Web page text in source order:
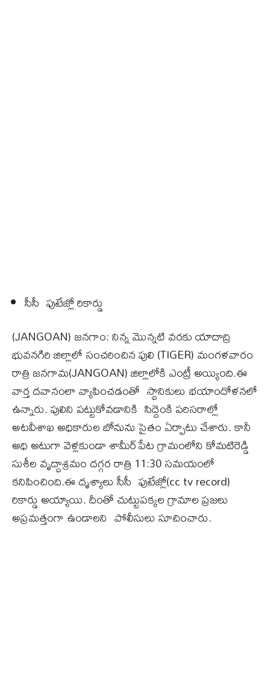
సీసీ ఫుటేజ్లో రికార్డు
(JANGOAN) జనగాం: నిన్న మొన్నటి వరకు యాదాద్రి
భువనగిరి జిల్లాలో సంచరించిన పులి (TIGER) మంగళవారం
రాత్రి జనగామ(JANGOAN) జిల్లాలోకి ఎంట్రీ అయ్యింది.ఈ
వార్త దవానంలా వ్యాపించడంతో స్థానికులు భయాందోళనలో
ఉన్నారు. పులిని పట్టుకోవడానికి సిద్దెంకి పరిసరాల్లో
అటవీశాఖ అధికారుల బోనును సైతం ఏర్పాటు చేశారు. కానీ
అధి అటుగా వెళ్లకుండా శామీర్‌పేట గ్రామంలోని కోమటిరెడ్డి
సుశీల వృద్ధాశ్రమం దగ్గర రాత్రి 11:30 సమయంలో
కనిపించింది.ఈ దృశ్యాలు సీసీ ఫుటేజ్లో(cc tv record)
రికార్డు అయ్యాయి. దీంతో చుట్టుపక్కల గ్రామాల ప్రజలు
అప్రమత్తంగా ఉండాలని పోలీసులు సూచించారు.